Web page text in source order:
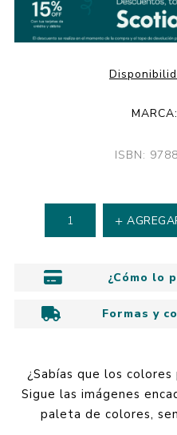
MARCA:
ISBN:
¿Cómo lo
Formas y
¿Sabías que los
Sigue las imágenes
paleta de colores,